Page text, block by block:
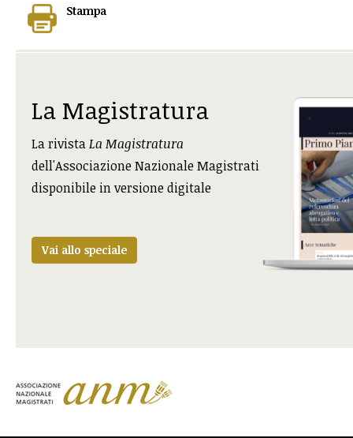
Stampa
La Magistratura
La rivistaLa Magistratura
dell'Associazione Nazionale Magistrati
disponibile in versione digitale
Vai allo speciale